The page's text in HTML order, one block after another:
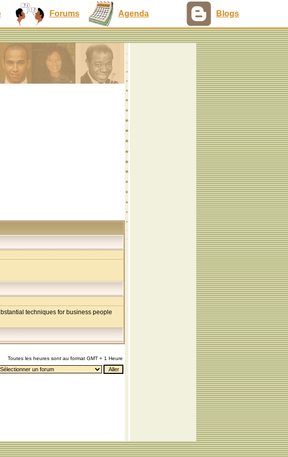
Forums Agenda Blogs
techniques for business people
Toutes les heures sont au format GMT + 1 Heure